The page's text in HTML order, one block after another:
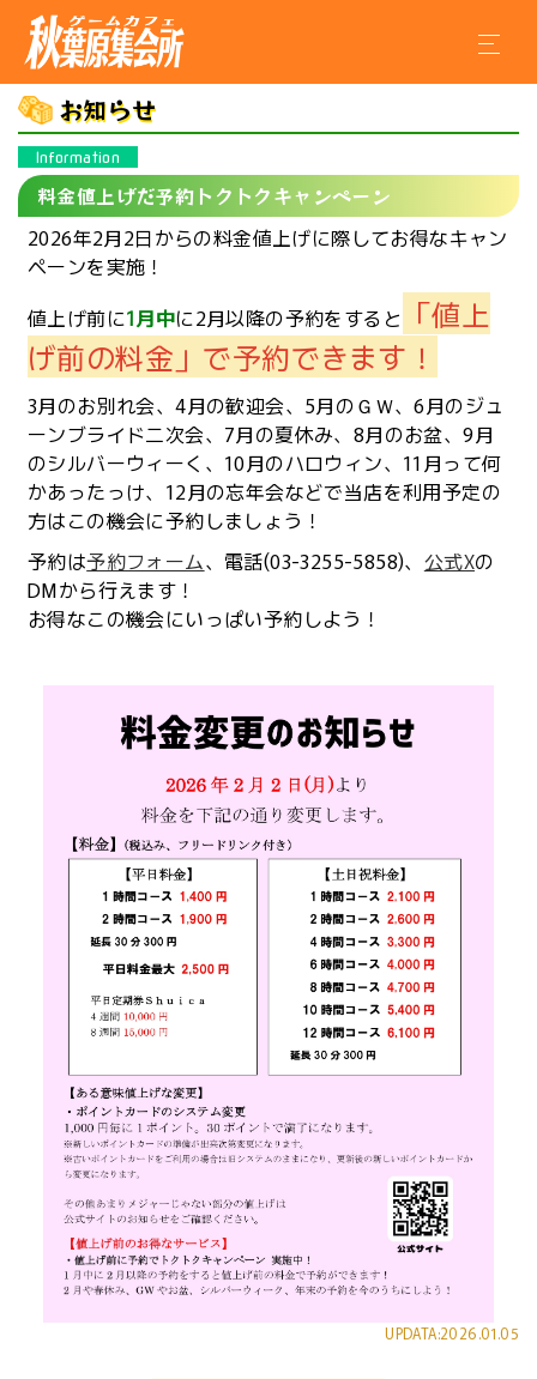
お知らせ
Information
料金値上げだ予約トクトクキャンペーン
2026年2月2日からの料金値上げに際してお得なキャン
ペーンを実施！
値上げ前に1月中に2月以降の予約をすると
「値上
げ前の料金」で予約できます！
3月のお別れ会、4月の歓迎会、5月のＧＷ、6月のジュ
ーンブライド二次会、7月の夏休み、8月のお盆、9月
のシルバーウィーく、10月のハロウィン、11月って何
かあったっけ、12月の忘年会などで当店を利用予定の
方はこの機会に予約しましょう！
予約は予約フォーム、電話(03-3255-5858)、 公式Xの
DMから行えます！
お得なこの機会にいっぱい予約しよう！
UPDATA:2026.01.05